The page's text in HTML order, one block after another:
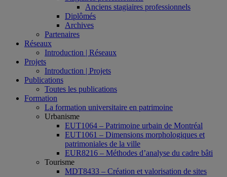
Anciens stagiaires professionnels
Diplômés
Archives
Partenaires
Réseaux
Introduction | Réseaux
Projets
Introduction | Projets
Publications
Toutes les publications
Formation
La formation universitaire en patrimoine
Urbanisme
EUT1064 – Patrimoine urbain de Montréal
EUT1061 – Dimensions morphologiques et
patrimoniales de la ville
EUR8216 – Méthodes d’analyse du cadre bâti
Tourisme
MDT8433 – Création et valorisation de sites